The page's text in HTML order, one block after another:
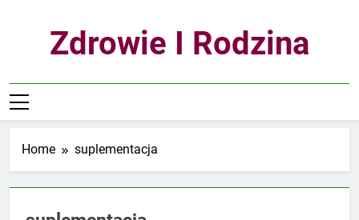
Zdrowie I Rodzina
Home suplementacja